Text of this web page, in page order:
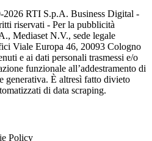
2026 RTI S.p.A. Business Digital -
riservati - Per la pubblicità
Mediaset N.V., sede legale
Viale Europa 46, 20093 Cologno
e ai dati personali trasmessi e/o
funzionale all’addestramento di
generativa. È altresì fatto divieto
di data scraping.
Policy